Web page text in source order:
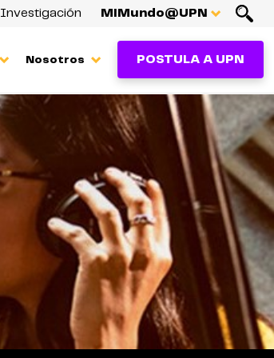
Investigación MiMundo@UPN
Nosotros POSTULA A UPN